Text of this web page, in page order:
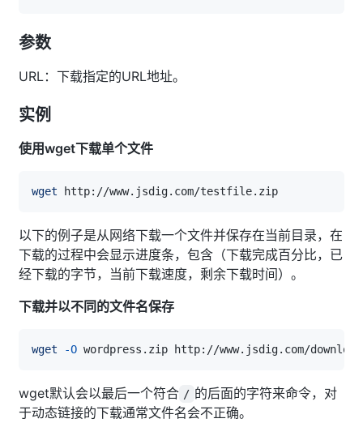
参数
URL：下载指定的URL地址。
实例
使用wget下载单个文件
wget
以下的例子是从网络下载一个文件并保存在当前目录，在
下载的过程中会显示进度条，包含（下载完成百分比，已
经下载的字节，当前下载速度，剩余下载时间）。
下载并以不同的文件名保存
wget -O wordpress.zip http://www.jsdig.com/
wget默认会以最后一个符合 / 的后面的字符来命令，对
于动态链接的下载通常文件名会不正确。